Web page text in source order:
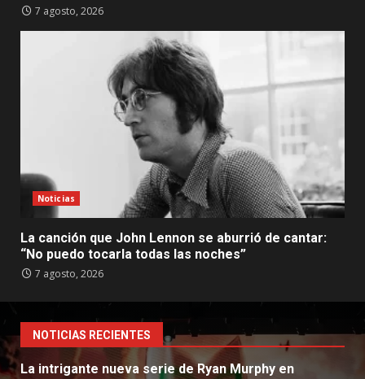
7 agosto, 2026
Noticias
La canción que John Lennon se aburrió de cantar:
“No puedo tocarla todas las noches”
7 agosto, 2026
NOTICIAS RECIENTES
La intrigante nueva serie de Ryan Murphy en